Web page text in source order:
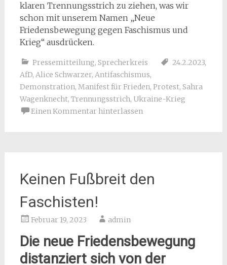
klaren Trennungsstrich zu ziehen, was wir
schon mit unserem Namen „Neue
Friedensbewegung gegen Faschismus und
Krieg“ ausdrücken.
Pressemitteilung, Sprecherkreis 24.2.2023,
AfD, Alice Schwarzer, Antifaschismus,
Demonstration, Manifest für Frieden, Protest, Sahra
Wagenknecht, Trennungsstrich, Ukraine-Krieg
Einen Kommentar hinterlassen
Keinen Fußbreit den
Faschisten!
Februar 19, 2023 admin
Die neue Friedensbewegung
distanziert sich von der